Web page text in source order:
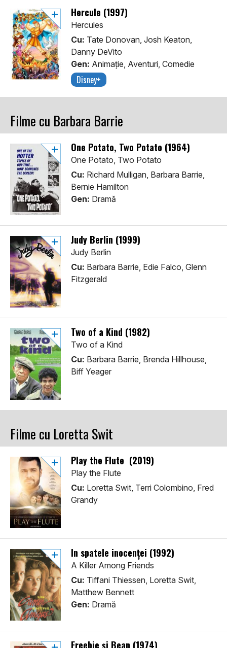
Hercule (1997)
Hercules
Cu: Tate Donovan, Josh Keaton,
Danny DeVito
Gen: Animaţie, Aventuri, Comedie
Disney+
Filme cu Barbara Barrie
One Potato, Two Potato (1964)
One Potato, Two Potato
Cu: Richard Mulligan, Barbara Barrie,
Bernie Hamilton
Gen: Dramă
Judy Berlin (1999)
Judy Berlin
Cu: Barbara Barrie, Edie Falco, Glenn
Fitzgerald
Two of a Kind (1982)
Two of a Kind
Cu: Barbara Barrie, Brenda Hillhouse,
Biff Yeager
Filme cu Loretta Swit
Play the Flute (2019)
Play the Flute
Cu: Loretta Swit, Terri Colombino, Fred
Grandy
În spatele inocenței (1992)
A Killer Among Friends
Cu: Tiffani Thiessen, Loretta Swit,
Matthew Bennett
Gen: Dramă
Freebie și Bean (1974)